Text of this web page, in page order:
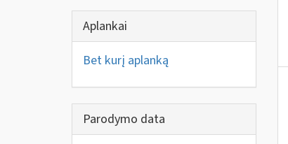
Aplankai
Bet kurį aplanką
Parodymo data